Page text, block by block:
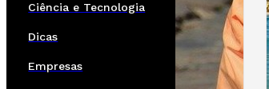
Ciência e Tecnologia
Dicas
Empresas